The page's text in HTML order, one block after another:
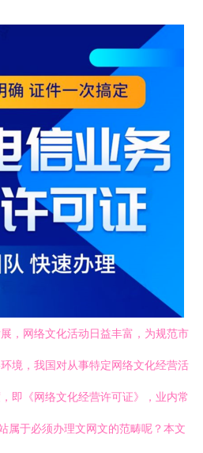
，网络文化活动日益丰富，为规范市
境，我国对从事特定网络文化经营活
即《网络文化经营许可证》，业内常
属于必须办理文网文的范畴呢？本文